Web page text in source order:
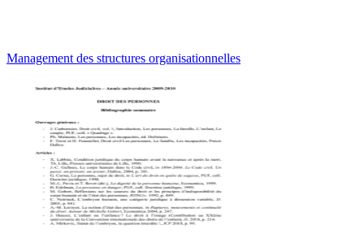
Management des structures organisationnelles